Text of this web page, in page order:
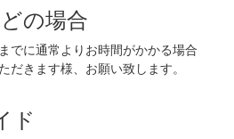
の場合
でに通常よりお時間がかかる場合
だきます様、お願い致します。
ド